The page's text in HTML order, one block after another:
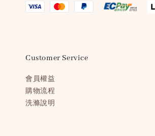
Customer Service
會員權益
購物流程
洗滌說明